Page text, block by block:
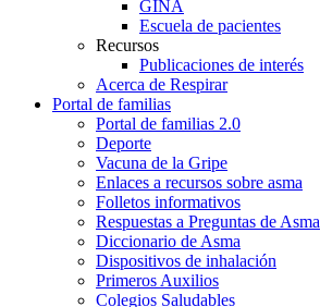
GINA
Escuela de pacientes
Recursos
Publicaciones de interés
Acerca de Respirar
Portal de familias
Portal de familias 2.0
Deporte
Vacuna de la Gripe
Enlaces a recursos sobre asma
Folletos informativos
Respuestas a Preguntas de Asma
Diccionario de Asma
Dispositivos de inhalación
Primeros Auxilios
Colegios Saludables